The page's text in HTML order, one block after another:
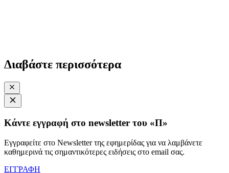
Διαβάστε περισσότερα
Κάντε εγγραφή στο newsletter του «Π»
Εγγραφείτε στο Newsletter της εφημερίδας για να λαμβάνετε
καθημερινά τις σημαντικότερες ειδήσεις στο email σας.
ΕΓΓΡΑΦΗ